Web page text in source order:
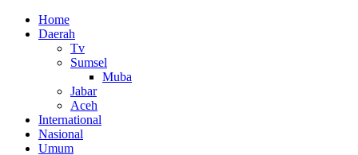
Home
Daerah
Tv
Sumsel
Muba
Jabar
Aceh
International
Nasional
Umum